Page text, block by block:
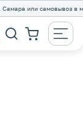
или самовывоз в